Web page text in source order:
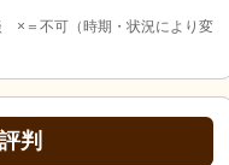
不可（時期・状況により変
判